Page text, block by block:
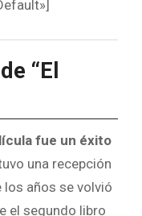
“El
fue un éxito
una recepción
los años se volvió
el segundo libro